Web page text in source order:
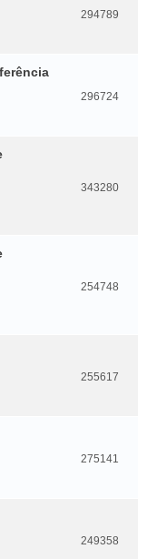
294789
296724
343280
254748
255617
275141
249358